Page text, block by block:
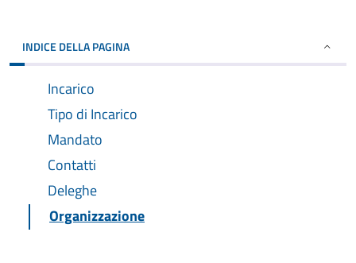
INDICE DELLA PAGINA
Incarico
Tipo di Incarico
Mandato
Contatti
Deleghe
Organizzazione